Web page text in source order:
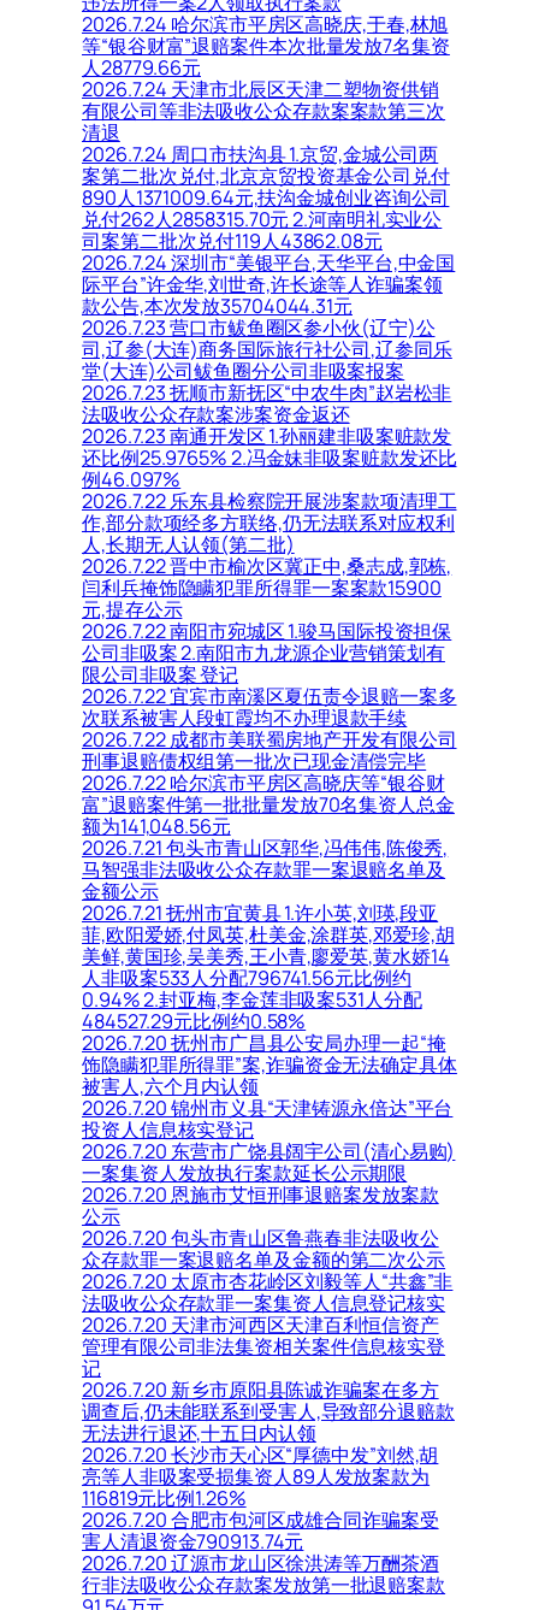
2026.7.24 哈尔滨市平房区高晓庆,于春,林旭
等“银谷财富”退赔案件本次批量发放7名集资
人28779.66元
2026.7.24 天津市北辰区天津二塑物资供销
有限公司等非法吸收公众存款案案款第三次
清退
2026.7.24 周口市扶沟县 1.京贸,金城公司两
案第二批次兑付,北京京贸投资基金公司兑付
890人1371009.64元,扶沟金城创业咨询公司
兑付262人2858315.70元 2.河南明礼实业公
司案第二批次兑付119人43862.08元
2026.7.24 深圳市“美银平台,天华平台,中金国
际平台”许金华,刘世奇,许长途等人诈骗案领
款公告,本次发放35704044.31元
2026.7.23 营口市鲅鱼圈区参小伙(辽宁)公
司,辽参(大连)商务国际旅行社公司,辽参同乐
堂(大连)公司鲅鱼圈分公司非吸案报案
2026.7.23 抚顺市新抚区“中农牛肉”赵岩松非
法吸收公众存款案涉案资金返还
2026.7.23 南通开发区 1.孙丽建非吸案赃款发
还比例25.9765% 2.冯金妹非吸案赃款发还比
例46.097%
2026.7.22 乐东县检察院开展涉案款项清理工
作,部分款项经多方联络,仍无法联系对应权利
人,长期无人认领(第二批)
2026.7.22 晋中市榆次区冀正中,桑志成,郭栋,
闫利兵掩饰隐瞒犯罪所得罪一案案款15900
元,提存公示
2026.7.22 南阳市宛城区 1.骏马国际投资担保
公司非吸案 2.南阳市九龙源企业营销策划有
限公司非吸案 登记
2026.7.22 宜宾市南溪区夏伍责令退赔一案多
次联系被害人段虹霞均不办理退款手续
2026.7.22 成都市美联蜀房地产开发有限公司
刑事退赔债权组第一批次已现金清偿完毕
2026.7.22 哈尔滨市平房区高晓庆等“银谷财
富”退赔案件第一批批量发放70名集资人总金
额为141,048.56元
2026.7.21 包头市青山区郭华,冯伟伟,陈俊秀,
马智强非法吸收公众存款罪一案退赔名单及
金额公示
2026.7.21 抚州市宜黄县 1.许小英,刘瑛,段亚
菲,欧阳爱娇,付凤英,杜美金,涂群英,邓爱珍,胡
美鲜,黄国珍,吴美秀,王小青,廖爱英,黄水娇14
人非吸案533人分配796741.56元比例约
0.94% 2.封亚梅,李金莲非吸案531人分配
484527.29元比例约0.58%
2026.7.20 抚州市广昌县公安局办理一起“掩
饰隐瞒犯罪所得罪”案,诈骗资金无法确定具体
被害人,六个月内认领
2026.7.20 锦州市义县“天津铸源永倍达”平台
投资人信息核实登记
2026.7.20 东营市广饶县阔宇公司(清心易购)
一案集资人发放执行案款延长公示期限
2026.7.20 恩施市艾恒刑事退赔案发放案款
公示
2026.7.20 包头市青山区鲁燕春非法吸收公
众存款罪一案退赔名单及金额的第二次公示
2026.7.20 太原市杏花岭区刘毅等人“共鑫”非
法吸收公众存款罪一案集资人信息登记核实
2026.7.20 天津市河西区天津百利恒信资产
管理有限公司非法集资相关案件信息核实登
记
2026.7.20 新乡市原阳县陈诚诈骗案在多方
调查后,仍未能联系到受害人,导致部分退赔款
无法进行退还,十五日内认领
2026.7.20 长沙市天心区“厚德中发”刘然,胡
亮等人非吸案受损集资人89人发放案款为
116819元比例1.26%
2026.7.20 合肥市包河区成雄合同诈骗案受
害人清退资金790913.74元
2026.7.20 辽源市龙山区徐洪涛等万酬茶酒
行非法吸收公众存款案发放第一批退赔案款